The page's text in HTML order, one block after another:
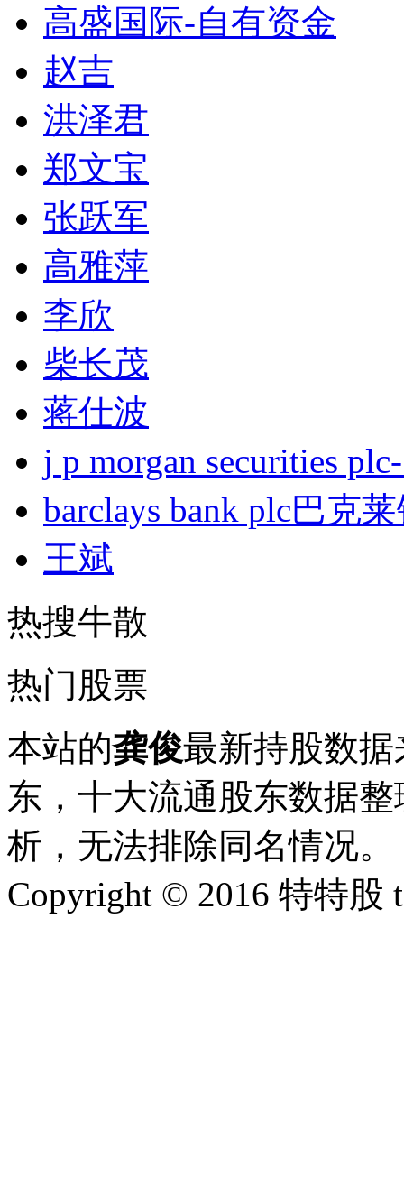
高盛国际-自有资金
赵吉
洪泽君
郑文宝
张跃军
高雅萍
李欣
柴长茂
蒋仕波
j p morgan securities
barclays bank plc巴克
王斌
热搜牛散
热门股票
本站的龚俊最新持股数
东，十大流通股东数据
析，无法排除同名情况。
Copyright © 2016 特特股